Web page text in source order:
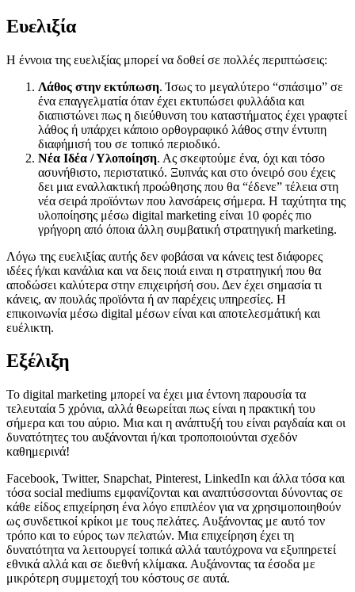
Ευελιξία
Η έννοια της ευελιξίας μπορεί να δοθεί σε πολλές περιπτώσεις:
Λάθος στην εκτύπωση. Ίσως το μεγαλύτερο “σπάσιμο” σε
ένα επαγγελματία όταν έχει εκτυπώσει φυλλάδια και
διαπιστώνει πως η διεύθυνση του καταστήματος έχει γραφτεί
λάθος ή υπάρχει κάποιο ορθογραφικό λάθος στην έντυπη
διαφήμισή του σε τοπικό περιοδικό.
Νέα Ιδέα / Υλοποίηση. Ας σκεφτούμε ένα, όχι και τόσο
ασυνήθιστο, περιστατικό. Ξυπνάς και στο όνειρό σου έχεις
δει μια εναλλακτική προώθησης που θα “έδενε” τέλεια στη
νέα σειρά προϊόντων που λανσάρεις σήμερα. Η ταχύτητα της
υλοποίησης μέσω digital marketing είναι 10 φορές πιο
γρήγορη από όποια άλλη συμβατική στρατηγική marketing.
Λόγω της ευελιξίας αυτής δεν φοβάσαι να κάνεις test διάφορες
ιδέες ή/και κανάλια και να δεις ποιά ειναι η στρατηγική που θα
αποδώσει καλύτερα στην επιχειρήσή σου. Δεν έχει σημασία τι
κάνεις, αν πουλάς προϊόντα ή αν παρέχεις υπηρεσίες. Η
επικοινωνία μέσω digital μέσων είναι και αποτελεσμάτική και
ευέλικτη.
Εξέλιξη
Το digital marketing μπορεί να έχει μια έντονη παρουσία τα
τελευταία 5 χρόνια, αλλά θεωρείται πως είναι η πρακτική του
σήμερα και του αύριο. Μια και η ανάπτυξή του είναι ραγδαία και οι
δυνατότητες του αυξάνονται ή/και τροποποιούνται σχεδόν
καθημερινά!
Facebook, Twitter, Snapchat, Pinterest, LinkedIn και άλλα τόσα και
τόσα social mediums εμφανίζονται και αναπτύσσονται δύνοντας σε
κάθε είδος επιχείρηση ένα λόγο επιπλέον για να χρησιμοποιηθούν
ως συνδετικοί κρίκοι με τους πελάτες. Αυξάνοντας με αυτό τον
τρόπο και το εύρος των πελατών. Μια επιχείρηση έχει τη
δυνατότητα να λειτουργεί τοπικά αλλά ταυτόχρονα να εξυπηρετεί
εθνικά αλλά και σε διεθνή κλίμακα. Αυξάνοντας τα έσοδα με
μικρότερη συμμετοχή του κόστους σε αυτά.